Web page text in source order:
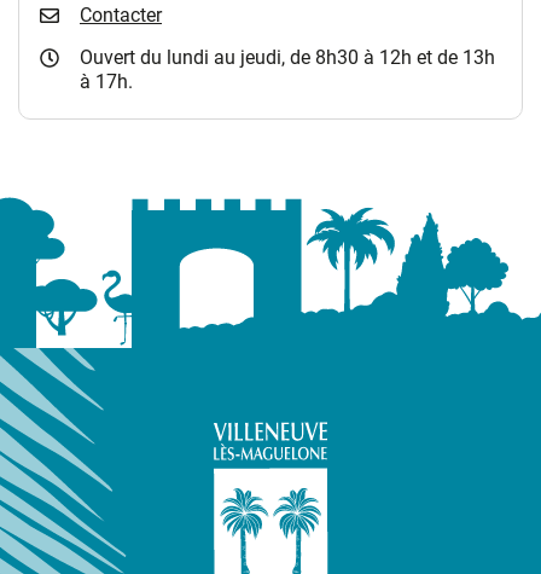
Contacter
Ouvert du lundi au jeudi, de 8h30 à 12h et de 13h
à 17h.